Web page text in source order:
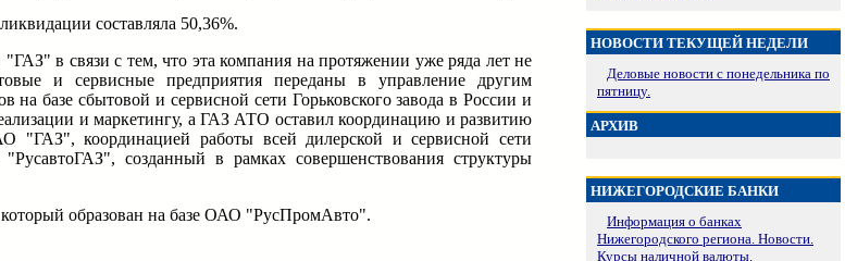
составляла 50,36%.
в связи с тем, что эта компания на протяжении уже ряда лет не
и сервисные предприятия переданы в управление другим
базе сбытовой и сервисной сети Горьковского завода в России и
и маркетингу, а ГАЗ АТО оставил координацию и развитию
"ГАЗ", координацией работы всей дилерской и сервисной сети
созданный в рамках совершенствования структуры
образован на базе ОАО "РусПромАвто".
НОВОСТИ ТЕКУЩЕЙ НЕДЕЛИ
Деловые новости с понедельника по
пятницу.
АРХИВ
НИЖЕГОРОДСКИЕ БАНКИ
Информация о банках
Нижегородского региона. Новости.
Курсы наличной валюты.